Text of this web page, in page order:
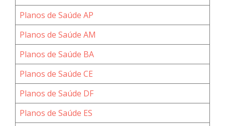
Planos de Saúde AP
Planos de Saúde AM
Planos de Saúde BA
Planos de Saúde CE
Planos de Saúde DF
Planos de Saúde ES